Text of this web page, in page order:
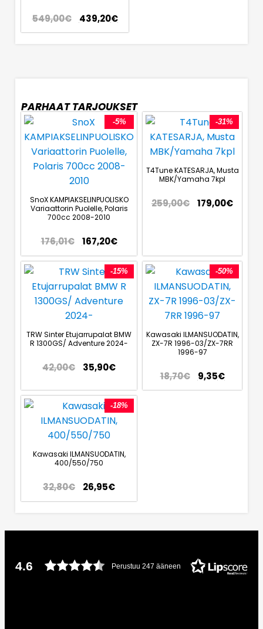
549,00€ 439,20€
PARHAAT TARJOUKSET
-5%
SnoX KAMPIAKSELINPUOLISKO
Variaattorin Puolelle, Polaris
700cc 2008-2010
176,01€ 167,20€
-31%
T4Tune KATESARJA, Musta
MBK/Yamaha 7kpl
259,00€ 179,00€
-15%
TRW Sinter Etujarrupalat BMW
R 1300GS/ Adventure 2024-
42,00€ 35,90€
-50%
Kawasaki ILMANSUODATIN,
ZX-7R 1996-03/ZX-7RR
1996-97
18,70€ 9,35€
-18%
Kawasaki ILMANSUODATIN,
400/550/750
32,80€ 26,95€
4.6 Perustuu 247 ääneen